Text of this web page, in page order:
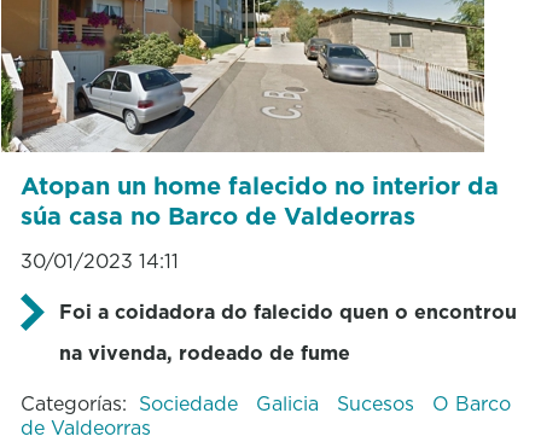
Atopan un home falecido no interior da
súa casa no Barco de Valdeorras
30/01/2023 14:11
Foi a coidadora do falecido quen o encontrou
na vivenda, rodeado de fume
Categorías: Sociedade Galicia Sucesos
O Barco
de Valdeorras